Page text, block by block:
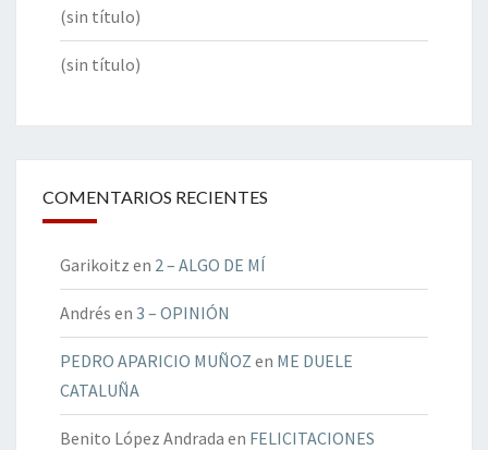
(sin título)
(sin título)
COMENTARIOS RECIENTES
Garikoitz en 2 – ALGO DE MÍ
Andrés en 3 – OPINIÓN
PEDRO APARICIO MUÑOZ en ME DUELE
CATALUÑA
Benito López Andrada en FELICITACIONES